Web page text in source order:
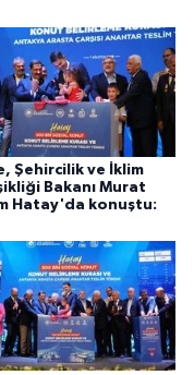
Şehircilik ve İklim
Bakanı Murat
Hatay'da konuştu: